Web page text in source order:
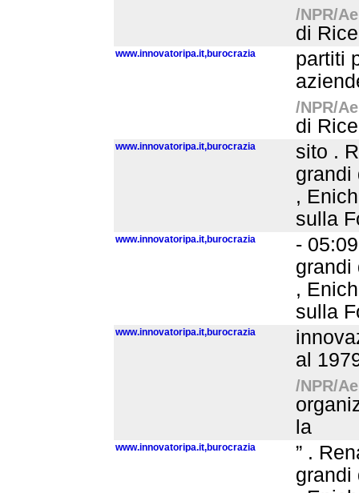
/NPR/
di
www.innovatoripa.it,burocrazia
partiti
/NPR/
di
www.innovatoripa.it,burocrazia
sito .
grandi
,
sulla
www.innovatoripa.it,burocrazia
-
grandi
,
sulla
www.innovatoripa.it,burocrazia
al
/NPR/
la
www.innovatoripa.it,burocrazia
” .
grandi